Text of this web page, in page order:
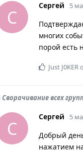
С
Сергей 5
многих
порой есть
Just J0KER
Сворачивание всех
С
Сергей 5
Добрый
нажатием